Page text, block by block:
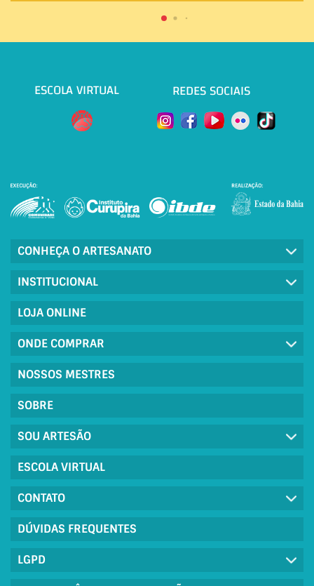
ESCOLA VIRTUAL REDES SOCIAIS
CONHEÇA O ARTESANATO
INSTITUCIONAL
LOJA ONLINE
ONDE COMPRAR
NOSSOS MESTRES
SOBRE
SOU ARTESÃO
ESCOLA VIRTUAL
CONTATO
DÚVIDAS FREQUENTES
LGPD